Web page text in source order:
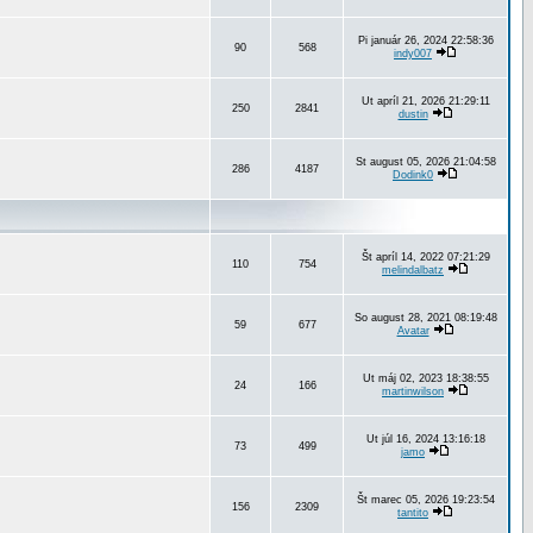
90 568
Pi január 26, 2024 22:58:36
indy007
250 2841
Ut apríl 21, 2026 21:29:11
dustin
286 4187
St august 05, 2026 21:04:58
Dodink0
110 754
Št apríl 14, 2022 07:21:29
melindalbatz
59 677
So august 28, 2021 08:19:48
Avatar
24 166
Ut máj 02, 2023 18:38:55
martinwilson
73 499
Ut júl 16, 2024 13:16:18
jamo
156 2309
Št marec 05, 2026 19:23:54
tantito